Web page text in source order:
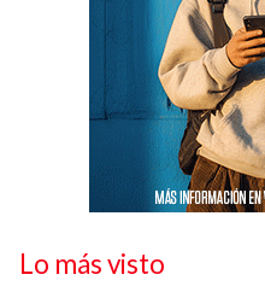
Lo más visto